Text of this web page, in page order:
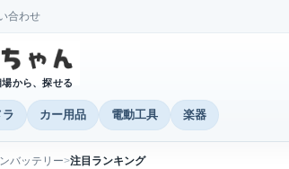
合わせ
場から、探せる
ラ カー用品 電動工具 楽器
バッテリー 注目ランキング